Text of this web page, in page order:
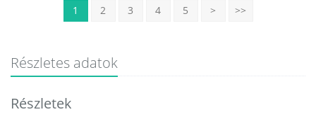
1 2 3 4 5 > >>
Részletes adatok
Részletek